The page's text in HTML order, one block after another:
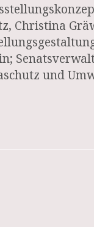
Christina
und